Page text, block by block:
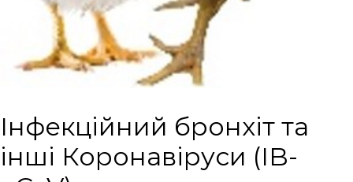
Інфекційний бронхіт та
інші Коронавіруси (IB-